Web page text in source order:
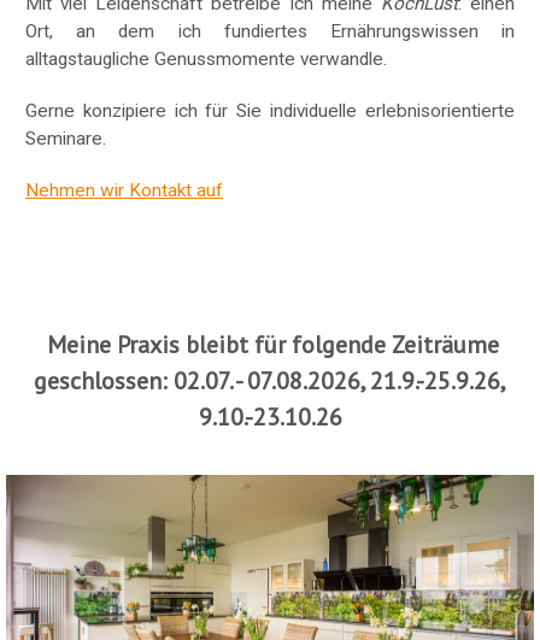
Ort, an dem ich fundiertes Ernährungswissen in
alltagstaugliche Genussmomente verwandle.
Gerne konzipiere ich für Sie individuelle erlebnisorientierte
Seminare.
Nehmen wir Kontakt auf
Meine Praxis bleibt für folgende Zeiträume
geschlossen: 02.07. - 07.08.2026, 21.9.-25.9.26,
9.10.-23.10.26